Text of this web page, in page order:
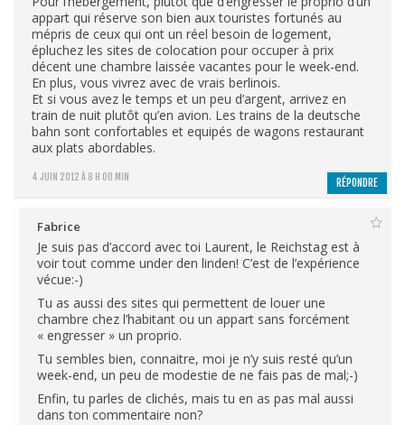
4 JUIN 2012 À 8 H 00 MIN
appart qui réserve son bien aux touristes fortunés au
mépris de ceux qui ont un réel besoin de logement,
épluchez les sites de colocation pour occuper à prix
décent une chambre laissée vacantes pour le week-end.
En plus, vous vivrez avec de vrais berlinois.
Et si vous avez le temps et un peu d’argent, arrivez en
train de nuit plutôt qu’en avion. Les trains de la deutsche
bahn sont confortables et equipés de wagons restaurant
aux plats abordables.
RÉPONDRE
Fabrice
Je suis pas d’accord avec toi Laurent, le Reichstag est à
voir tout comme under den linden! C’est de l’expérience
vécue:-)
Tu as aussi des sites qui permettent de louer une
chambre chez l’habitant ou un appart sans forcément
« engresser » un proprio.
Tu sembles bien, connaitre, moi je n’y suis resté qu’un
week-end, un peu de modestie de ne fais pas de mal;-)
Enfin, tu parles de clichés, mais tu en as pas mal aussi
dans ton commentaire non?